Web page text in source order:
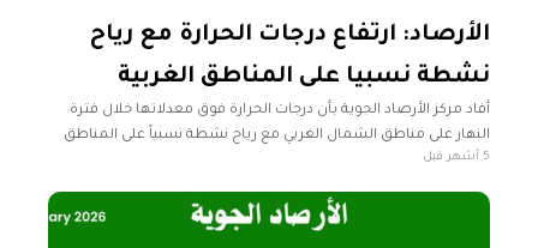
الأرصاد: ارتفاع درجات الحرارة مع رياح
نشطة نسبيا على المناطق الغربية
أفاد مركز الأرصاد الجوية بأن درجات الحرارة فوق معدلاتها خلال فترة
النهار على مناطق الشمال الغربي مع رياح نشطة نسبياً على المناطق
الغربية، بينما تكون الأجواء معتدلة على باقي مناطق5 أشهر قبل